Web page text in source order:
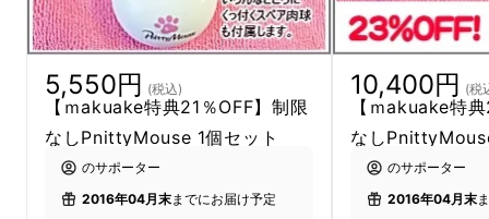
現在、各方面で「待っていました！」など話題
にしていただいておりますが「黒猫・黒犬バー
ジョンが欲しい！」といった声を多く拝見しま
す。
5,550円 (税込)
【ｍakuake特典21％OFF】制限
なしPnittyMouse 1個セット
のサポーター
2016年04月末までにお届け予定
10,400円 (税
【ｍakuake特
なし
のサポーター
2016年04月末